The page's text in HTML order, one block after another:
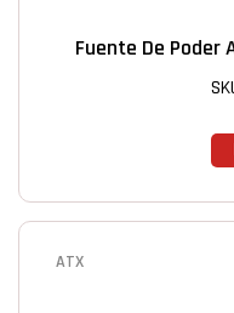
Fuente De Poder
ATX